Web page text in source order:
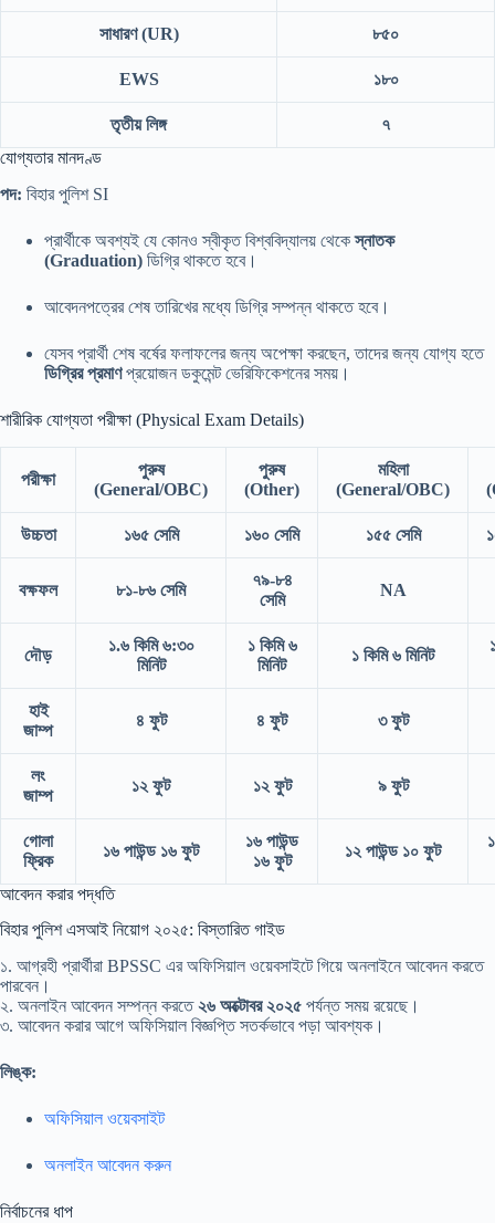
সাধারণ (UR) ৮৫০
EWS ১৮০
তৃতীয় লিঙ্গ
৭
যোগ্যতার মানদণ্ড
পদ: বিহার পুলিশ SI
প্রার্থীকে অবশ্যই যে কোনও স্বীকৃত বিশ্ববিদ্যালয় থেকেস্নাতক
(Graduation) ডিগ্রি থাকতে হবে।
আবেদনপত্রের শেষ তারিখের মধ্যে ডিগ্রি সম্পন্ন থাকতে হবে।
যেসব প্রার্থী শেষ বর্ষের ফলাফলের জন্য অপেক্ষা করছেন, তাদের জন্য যোগ্য হতে
ডিগ্রির প্রমাণপ্রয়োজন ডকুমেন্ট ভেরিফিকেশনের সময়।
শারীরিক যোগ্যতা পরীক্ষা (Physical Exam Details)
পরীক্ষা
পুরুষ
(General/OBC)
পুরুষ
(Other)
মহিলা
(General/OBC)
উচ্চতা ১৬৫ সেমি ১৬০ সেমি ১৫৫ সেমি
বক্ষফল ৮১-৮৬ সেমি
৭৯-৮৪
সেমি
NA
দৌড়
১.৬ কিমি ৬:৩০
মিনিট
১ কিমি ৬
মিনিট
১ কিমি ৬ মিনিট
হাই
জাম্প
৪ ফুট ৪ ফুট ৩ ফুট
লং
জাম্প
১২ ফুট ১২ ফুট ৯ ফুট
গোলা
ফ্রিক
১৬ পাউন্ড ১৬ ফুট
১৬ পাউন্ড
১৬ ফুট
১২ পাউন্ড ১০ ফুট
আবেদন করার পদ্ধতি
বিহার পুলিশ এসআই নিয়োগ ২০২৫: বিস্তারিত গাইড
১. আগ্রহী প্রার্থীরা BPSSC এর অফিসিয়াল ওয়েবসাইটে গিয়ে অনলাইনে আবেদন করতে
পারবেন।
২. অনলাইন আবেদন সম্পন্ন করতে২৬ অক্টোবর ২০২৫ পর্যন্ত সময় রয়েছে।
৩. আবেদন করার আগে অফিসিয়াল বিজ্ঞপ্তি সতর্কভাবে পড়া আবশ্যক।
লিঙ্ক:
অফিসিয়াল ওয়েবসাইট
অনলাইন আবেদন করুন
নির্বাচনের ধাপ